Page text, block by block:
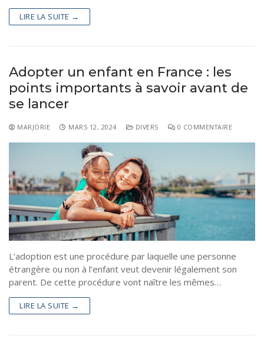
LIRE LA SUITE →
Adopter un enfant en France : les
points importants à savoir avant de
se lancer
MARJORIE MARS 12, 2024 DIVERS 0 COMMENTAIRE
L’adoption est une procédure par laquelle une personne
étrangère ou non à l’enfant veut devenir légalement son
parent. De cette procédure vont naître les mêmes…
LIRE LA SUITE →